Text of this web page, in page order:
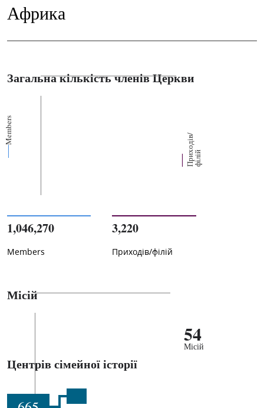
Африка
Загальна кількість членів Церкви
Members
П
р
их
о
д
і
в
/
ф
і
л
ій
1,046,270
Members
3,220
Приходів/філій
Місій
54
Місій
Центрів сімейної історії